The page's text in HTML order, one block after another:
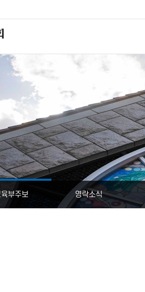
부주보 영락소식